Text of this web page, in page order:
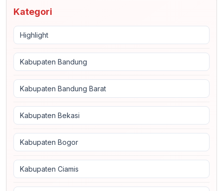
Kategori
Highlight
Kabupaten Bandung
Kabupaten Bandung Barat
Kabupaten Bekasi
Kabupaten Bogor
Kabupaten Ciamis